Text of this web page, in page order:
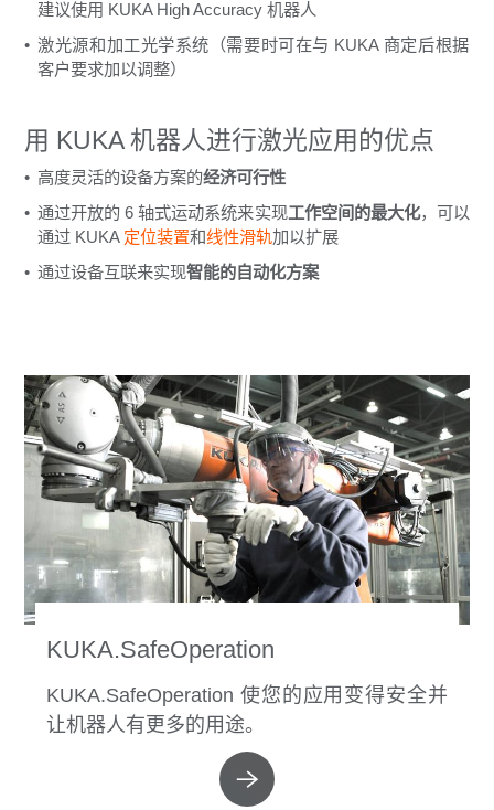
建议使用 KUKA High Accuracy 机器人
激光源和加工光学系统（需要时可在与 KUKA 商定后根据
客户要求加以调整）
用 KUKA 机器人进行激光应用的优点
高度灵活的设备方案的经济可行性
通过开放的 6 轴式运动系统来实现工作空间的最大化，可以
通过 KUKA 定位装置和线性滑轨加以扩展
通过设备互联来实现智能的自动化方案
KUKA.SafeOperation
KUKA.SafeOperation 使您的应用变得安全并
让机器人有更多的用途。